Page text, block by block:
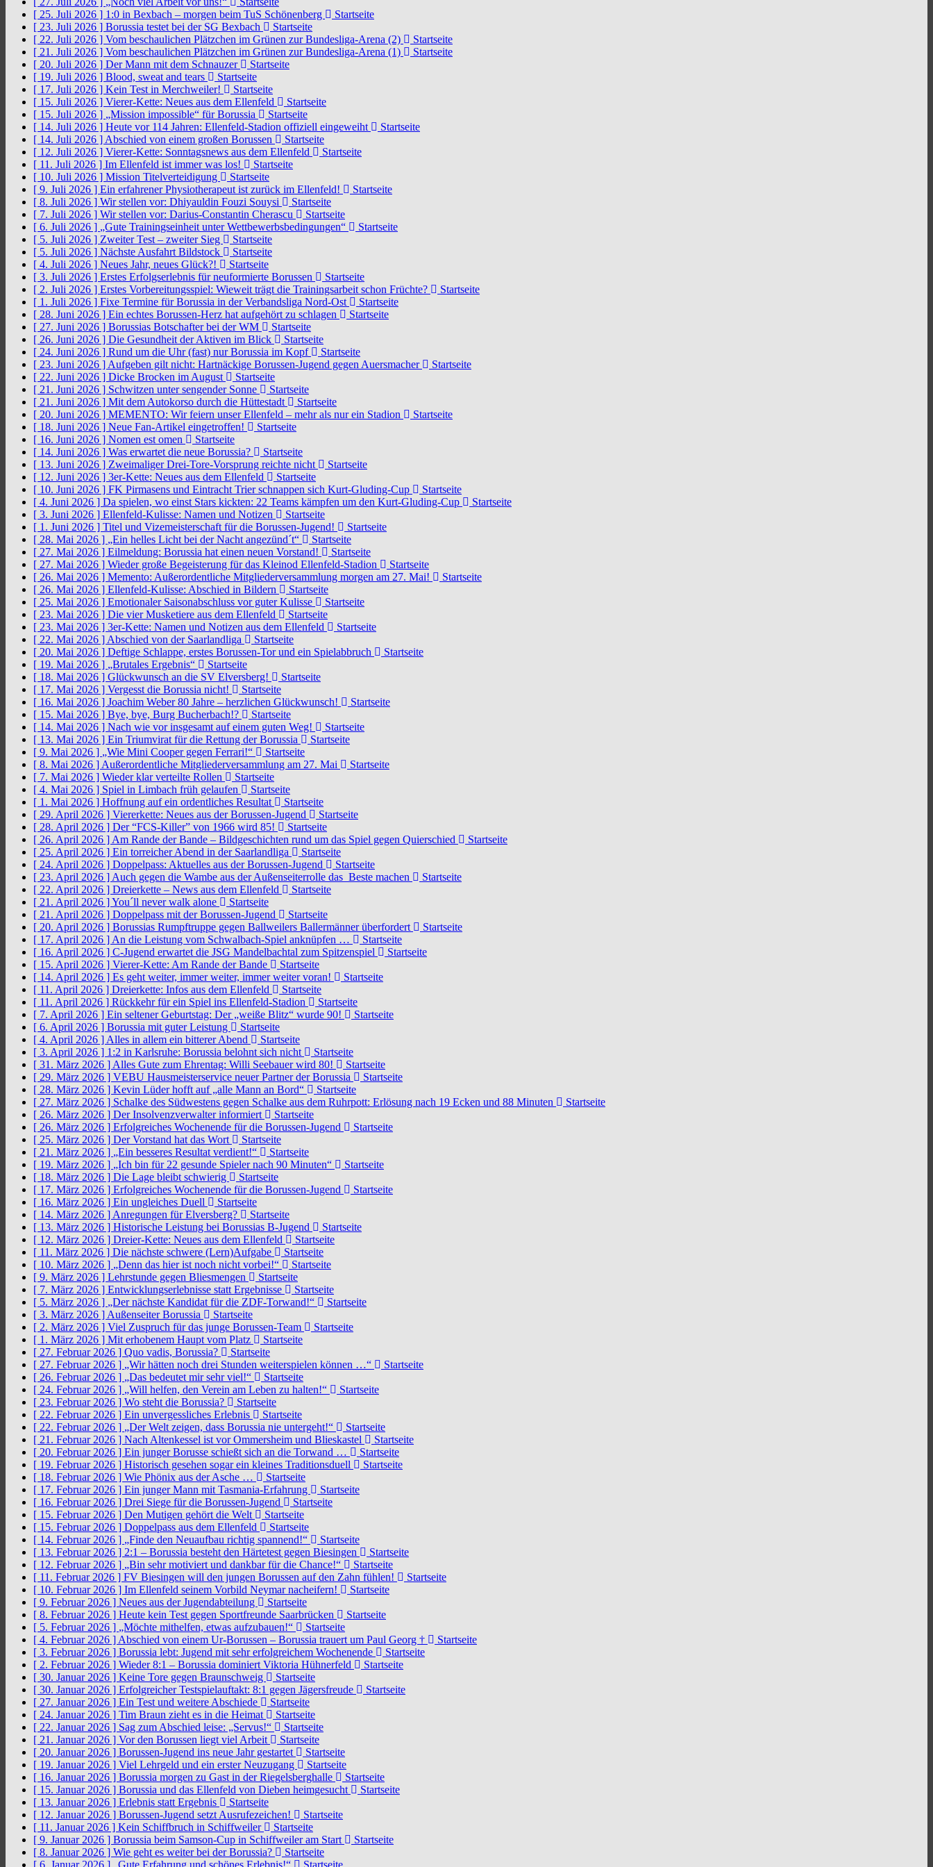
[ 25. Juli 2026 ] 1:0 in Bexbach – morgen beim TuS Schönenberg
Startseite
[ 23. Juli 2026 ] Borussia testet bei der SG Bexbach
Startseite
[ 22. Juli 2026 ] Vom beschaulichen Plätzchen im Grünen zur Bundesliga-Arena (2)
Startseite
[ 21. Juli 2026 ] Vom beschaulichen Plätzchen im Grünen zur Bundesliga-Arena (1)
Startseite
[ 20. Juli 2026 ] Der Mann mit dem Schnauzer
Startseite
[ 19. Juli 2026 ] Blood, sweat and tears
Startseite
[ 17. Juli 2026 ] Kein Test in Merchweiler!
Startseite
[ 15. Juli 2026 ] Vierer-Kette: Neues aus dem Ellenfeld
Startseite
[ 15. Juli 2026 ] „Mission impossible“ für Borussia
Startseite
[ 14. Juli 2026 ] Heute vor 114 Jahren: Ellenfeld-Stadion offiziell eingeweiht
Startseite
[ 14. Juli 2026 ] Abschied von einem großen Borussen
Startseite
[ 12. Juli 2026 ] Vierer-Kette: Sonntagsnews aus dem Ellenfeld
Startseite
[ 11. Juli 2026 ] Im Ellenfeld ist immer was los!
Startseite
[ 10. Juli 2026 ] Mission Titelverteidigung
Startseite
[ 9. Juli 2026 ] Ein erfahrener Physiotherapeut ist zurück im Ellenfeld!
Startseite
[ 8. Juli 2026 ] Wir stellen vor: Dhiyauldin Fouzi Souysi
Startseite
[ 7. Juli 2026 ] Wir stellen vor: Darius-Constantin Cherascu
Startseite
[ 6. Juli 2026 ] „Gute Trainingseinheit unter Wettbewerbsbedingungen“
Startseite
[ 5. Juli 2026 ] Zweiter Test – zweiter Sieg
Startseite
[ 5. Juli 2026 ] Nächste Ausfahrt Bildstock
Startseite
[ 4. Juli 2026 ] Neues Jahr, neues Glück?!
Startseite
[ 3. Juli 2026 ] Erstes Erfolgserlebnis für neuformierte Borussen
Startseite
[ 2. Juli 2026 ] Erstes Vorbereitungsspiel: Wieweit trägt die Trainingsarbeit schon Früchte?
Startseite
[ 1. Juli 2026 ] Fixe Termine für Borussia in der Verbandsliga Nord-Ost
Startseite
[ 28. Juni 2026 ] Ein echtes Borussen-Herz hat aufgehört zu schlagen
Startseite
[ 27. Juni 2026 ] Borussias Botschafter bei der WM
Startseite
[ 26. Juni 2026 ] Die Gesundheit der Aktiven im Blick
Startseite
[ 24. Juni 2026 ] Rund um die Uhr (fast) nur Borussia im Kopf
Startseite
[ 23. Juni 2026 ] Aufgeben gilt nicht: Hartnäckige Borussen-Jugend gegen Auersmacher
Startseite
[ 22. Juni 2026 ] Dicke Brocken im August
Startseite
[ 21. Juni 2026 ] Schwitzen unter sengender Sonne
Startseite
[ 21. Juni 2026 ] Mit dem Autokorso durch die Hüttestadt
Startseite
[ 20. Juni 2026 ] MEMENTO: Wir feiern unser Ellenfeld – mehr als nur ein Stadion
Startseite
[ 18. Juni 2026 ] Neue Fan-Artikel eingetroffen!
Startseite
[ 16. Juni 2026 ] Nomen est omen
Startseite
[ 14. Juni 2026 ] Was erwartet die neue Borussia?
Startseite
[ 13. Juni 2026 ] Zweimaliger Drei-Tore-Vorsprung reichte nicht
Startseite
[ 12. Juni 2026 ] 3er-Kette: Neues aus dem Ellenfeld
Startseite
[ 10. Juni 2026 ] FK Pirmasens und Eintracht Trier schnappen sich Kurt-Gluding-Cup
Startseite
[ 4. Juni 2026 ] Da spielen, wo einst Stars kickten: 22 Teams kämpfen um den Kurt-Gluding-Cup
Startseite
[ 3. Juni 2026 ] Ellenfeld-Kulisse: Namen und Notizen
Startseite
[ 1. Juni 2026 ] Titel und Vizemeisterschaft für die Borussen-Jugend!
Startseite
[ 28. Mai 2026 ] „Ein helles Licht bei der Nacht angezünd´t“
Startseite
[ 27. Mai 2026 ] Eilmeldung: Borussia hat einen neuen Vorstand!
Startseite
[ 27. Mai 2026 ] Wieder große Begeisterung für das Kleinod Ellenfeld-Stadion
Startseite
[ 26. Mai 2026 ] Memento: Außerordentliche Mitgliederversammlung morgen am 27. Mai!
Startseite
[ 26. Mai 2026 ] Ellenfeld-Kulisse: Abschied in Bildern
Startseite
[ 25. Mai 2026 ] Emotionaler Saisonabschluss vor guter Kulisse
Startseite
[ 23. Mai 2026 ] Die vier Musketiere aus dem Ellenfeld
Startseite
[ 23. Mai 2026 ] 3er-Kette: Namen und Notizen aus dem Ellenfeld
Startseite
[ 22. Mai 2026 ] Abschied von der Saarlandliga
Startseite
[ 20. Mai 2026 ] Deftige Schlappe, erstes Borussen-Tor und ein Spielabbruch
Startseite
[ 19. Mai 2026 ] „Brutales Ergebnis“
Startseite
[ 18. Mai 2026 ] Glückwunsch an die SV Elversberg!
Startseite
[ 17. Mai 2026 ] Vergesst die Borussia nicht!
Startseite
[ 16. Mai 2026 ] Joachim Weber 80 Jahre – herzlichen Glückwunsch!
Startseite
[ 15. Mai 2026 ] Bye, bye, Burg Bucherbach!?
Startseite
[ 14. Mai 2026 ] Nach wie vor insgesamt auf einem guten Weg!
Startseite
[ 13. Mai 2026 ] Ein Triumvirat für die Rettung der Borussia
Startseite
[ 9. Mai 2026 ] „Wie Mini Cooper gegen Ferrari!“
Startseite
[ 8. Mai 2026 ] Außerordentliche Mitgliederversammlung am 27. Mai
Startseite
[ 7. Mai 2026 ] Wieder klar verteilte Rollen
Startseite
[ 4. Mai 2026 ] Spiel in Limbach früh gelaufen
Startseite
[ 1. Mai 2026 ] Hoffnung auf ein ordentliches Resultat
Startseite
[ 29. April 2026 ] Viererkette: Neues aus der Borussen-Jugend
Startseite
[ 28. April 2026 ] Der “FCS-Killer” von 1966 wird 85!
Startseite
[ 26. April 2026 ] Am Rande der Bande – Bildgeschichten rund um das Spiel gegen Quierschied
Startseite
[ 25. April 2026 ] Ein torreicher Abend in der Saarlandliga
Startseite
[ 24. April 2026 ] Doppelpass: Aktuelles aus der Borussen-Jugend
Startseite
[ 23. April 2026 ] Auch gegen die Wambe aus der Außenseiterrolle das Beste machen
Startseite
[ 22. April 2026 ] Dreierkette – News aus dem Ellenfeld
Startseite
[ 21. April 2026 ]You´ll never walk alone
Startseite
[ 21. April 2026 ] Doppelpass mit der Borussen-Jugend
Startseite
[ 20. April 2026 ] Borussias Rumpftruppe gegen Ballweilers Ballermänner überfordert
Startseite
[ 17. April 2026 ] An die Leistung vom Schwalbach-Spiel anknüpfen …
Startseite
[ 16. April 2026 ] C-Jugend erwartet die JSG Mandelbachtal zum Spitzenspiel
Startseite
[ 15. April 2026 ] Vierer-Kette: Am Rande der Bande
Startseite
[ 14. April 2026 ] Es geht weiter, immer weiter, immer weiter voran!
Startseite
[ 11. April 2026 ] Dreierkette: Infos aus dem Ellenfeld
Startseite
[ 11. April 2026 ] Rückkehr für ein Spiel ins Ellenfeld-Stadion
Startseite
[ 7. April 2026 ] Ein seltener Geburtstag: Der „weiße Blitz“ wurde 90!
Startseite
[ 6. April 2026 ] Borussia mit guter Leistung
Startseite
[ 4. April 2026 ] Alles in allem ein bitterer Abend
Startseite
[ 3. April 2026 ] 1:2 in Karlsruhe: Borussia belohnt sich nicht
Startseite
[ 31. März 2026 ] Alles Gute zum Ehrentag: Willi Seebauer wird 80!
Startseite
[ 29. März 2026 ] VEBU Hausmeisterservice neuer Partner der Borussia
Startseite
[ 28. März 2026 ] Kevin Lüder hofft auf „alle Mann an Bord“
Startseite
[ 27. März 2026 ] Schalke des Südwestens gegen Schalke aus dem Ruhrpott: Erlösung nach 19 Ecken und 88 Minuten
Startseite
[ 26. März 2026 ] Der Insolvenzverwalter informiert
Startseite
[ 26. März 2026 ] Erfolgreiches Wochenende für die Borussen-Jugend
Startseite
[ 25. März 2026 ] Der Vorstand hat das Wort
Startseite
[ 21. März 2026 ] „Ein besseres Resultat verdient!“
Startseite
[ 19. März 2026 ] „Ich bin für 22 gesunde Spieler nach 90 Minuten“
Startseite
[ 18. März 2026 ] Die Lage bleibt schwierig
Startseite
[ 17. März 2026 ] Erfolgreiches Wochenende für die Borussen-Jugend
Startseite
[ 16. März 2026 ] Ein ungleiches Duell
Startseite
[ 14. März 2026 ] Anregungen für Elversberg?
Startseite
[ 13. März 2026 ] Historische Leistung bei Borussias B-Jugend
Startseite
[ 12. März 2026 ] Dreier-Kette: Neues aus dem Ellenfeld
Startseite
[ 11. März 2026 ] Die nächste schwere (Lern)Aufgabe
Startseite
[ 10. März 2026 ] „Denn das hier ist noch nicht vorbei!“
Startseite
[ 9. März 2026 ] Lehrstunde gegen Bliesmengen
Startseite
[ 7. März 2026 ] Entwicklungserlebnisse statt Ergebnisse
Startseite
[ 5. März 2026 ] „Der nächste Kandidat für die ZDF-Torwand!“
Startseite
[ 3. März 2026 ] Außenseiter Borussia
Startseite
[ 2. März 2026 ] Viel Zuspruch für das junge Borussen-Team
Startseite
[ 1. März 2026 ] Mit erhobenem Haupt vom Platz
Startseite
[ 27. Februar 2026 ] Quo vadis, Borussia?
Startseite
[ 27. Februar 2026 ] „Wir hätten noch drei Stunden weiterspielen können …“
Startseite
[ 26. Februar 2026 ] „Das bedeutet mir sehr viel!“
Startseite
[ 24. Februar 2026 ] „Will helfen, den Verein am Leben zu halten!“
Startseite
[ 23. Februar 2026 ] Wo steht die Borussia?
Startseite
[ 22. Februar 2026 ] Ein unvergessliches Erlebnis
Startseite
[ 22. Februar 2026 ] „Der Welt zeigen, dass Borussia nie untergeht!“
Startseite
[ 21. Februar 2026 ] Nach Altenkessel ist vor Ommersheim und Blieskastel
Startseite
[ 20. Februar 2026 ] Ein junger Borusse schießt sich an die Torwand …
Startseite
[ 19. Februar 2026 ] Historisch gesehen sogar ein kleines Traditionsduell
Startseite
[ 18. Februar 2026 ] Wie Phönix aus der Asche …
Startseite
[ 17. Februar 2026 ] Ein junger Mann mit Tasmania-Erfahrung
Startseite
[ 16. Februar 2026 ] Drei Siege für die Borussen-Jugend
Startseite
[ 15. Februar 2026 ] Den Mutigen gehört die Welt
Startseite
[ 15. Februar 2026 ] Doppelpass aus dem Ellenfeld
Startseite
[ 14. Februar 2026 ] „Finde den Neuaufbau richtig spannend!“
Startseite
[ 13. Februar 2026 ] 2:1 – Borussia besteht den Härtetest gegen Biesingen
Startseite
[ 12. Februar 2026 ] „Bin sehr motiviert und dankbar für die Chance!“
Startseite
[ 11. Februar 2026 ] FV Biesingen will den jungen Borussen auf den Zahn fühlen!
Startseite
[ 10. Februar 2026 ] Im Ellenfeld seinem Vorbild Neymar nacheifern!
Startseite
[ 9. Februar 2026 ] Neues aus der Jugendabteilung
Startseite
[ 8. Februar 2026 ] Heute kein Test gegen Sportfreunde Saarbrücken
Startseite
[ 5. Februar 2026 ] „Möchte mithelfen, etwas aufzubauen!“
Startseite
[ 4. Februar 2026 ] Abschied von einem Ur-Borussen – Borussia trauert um Paul Georg †
Startseite
[ 3. Februar 2026 ] Borussia lebt: Jugend mit sehr erfolgreichem Wochenende
Startseite
[ 2. Februar 2026 ] Wieder 8:1 – Borussia dominiert Viktoria Hühnerfeld
Startseite
[ 30. Januar 2026 ] Keine Tore gegen Braunschweig
Startseite
[ 30. Januar 2026 ] Erfolgreicher Testspielauftakt: 8:1 gegen Jägersfreude
Startseite
[ 27. Januar 2026 ] Ein Test und weitere Abschiede
Startseite
[ 24. Januar 2026 ] Tim Braun zieht es in die Heimat
Startseite
[ 22. Januar 2026 ] Sag zum Abschied leise: „Servus!“
Startseite
[ 21. Januar 2026 ] Vor den Borussen liegt viel Arbeit
Startseite
[ 20. Januar 2026 ] Borussen-Jugend ins neue Jahr gestartet
Startseite
[ 19. Januar 2026 ] Viel Lehrgeld und ein erster Neuzugang
Startseite
[ 16. Januar 2026 ] Borussia morgen zu Gast in der Riegelsberghalle
Startseite
[ 15. Januar 2026 ] Borussia und das Ellenfeld von Dieben heimgesucht
Startseite
[ 13. Januar 2026 ] Erlebnis statt Ergebnis
Startseite
[ 12. Januar 2026 ] Borussen-Jugend setzt Ausrufezeichen!
Startseite
[ 11. Januar 2026 ] Kein Schiffbruch in Schiffweiler
Startseite
[ 9. Januar 2026 ] Borussia beim Samson-Cup in Schiffweiler am Start
Startseite
[ 8. Januar 2026 ] Wie geht es weiter bei der Borussia?
Startseite
[ 6. Januar 2026 ]
„Gute Erfahrung und schönes Erlebnis!“ Startseite